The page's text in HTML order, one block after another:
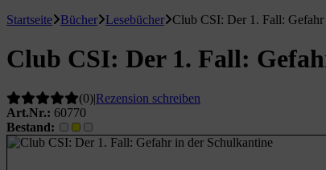
Startseite
Bücher Lesebücher Club CSI: Der 1. Fall:
Club CSI: Der 1. Fall:
(0)|Rezension schreiben
Art.Nr.: 60770
Bestand: